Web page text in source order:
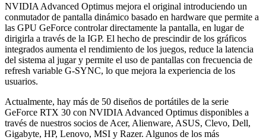
NVIDIA Advanced Optimus mejora el original introduciendo un
conmutador de pantalla dinámico basado en hardware que permite a
las GPU GeForce controlar directamente la pantalla, en lugar de
dirigirla a través de la IGP. El hecho de prescindir de los gráficos
integrados aumenta el rendimiento de los juegos, reduce la latencia
del sistema al jugar y permite el uso de pantallas con frecuencia de
refresh variable G-SYNC, lo que mejora la experiencia de los
usuarios.
Actualmente, hay más de 50 diseños de portátiles de la serie
GeForce RTX 30 con NVIDIA Advanced Optimus disponibles a
través de nuestros socios de Acer, Alienware, ASUS, Clevo, Dell,
Gigabyte, HP, Lenovo, MSI y Razer. Algunos de los más